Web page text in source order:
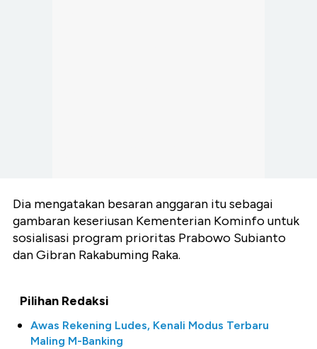
Dia mengatakan besaran anggaran itu sebagai
gambaran keseriusan Kementerian Kominfo untuk
sosialisasi program prioritas Prabowo Subianto
dan Gibran Rakabuming Raka.
Pilihan Redaksi
Awas Rekening Ludes, Kenali Modus Terbaru
Maling M-Banking